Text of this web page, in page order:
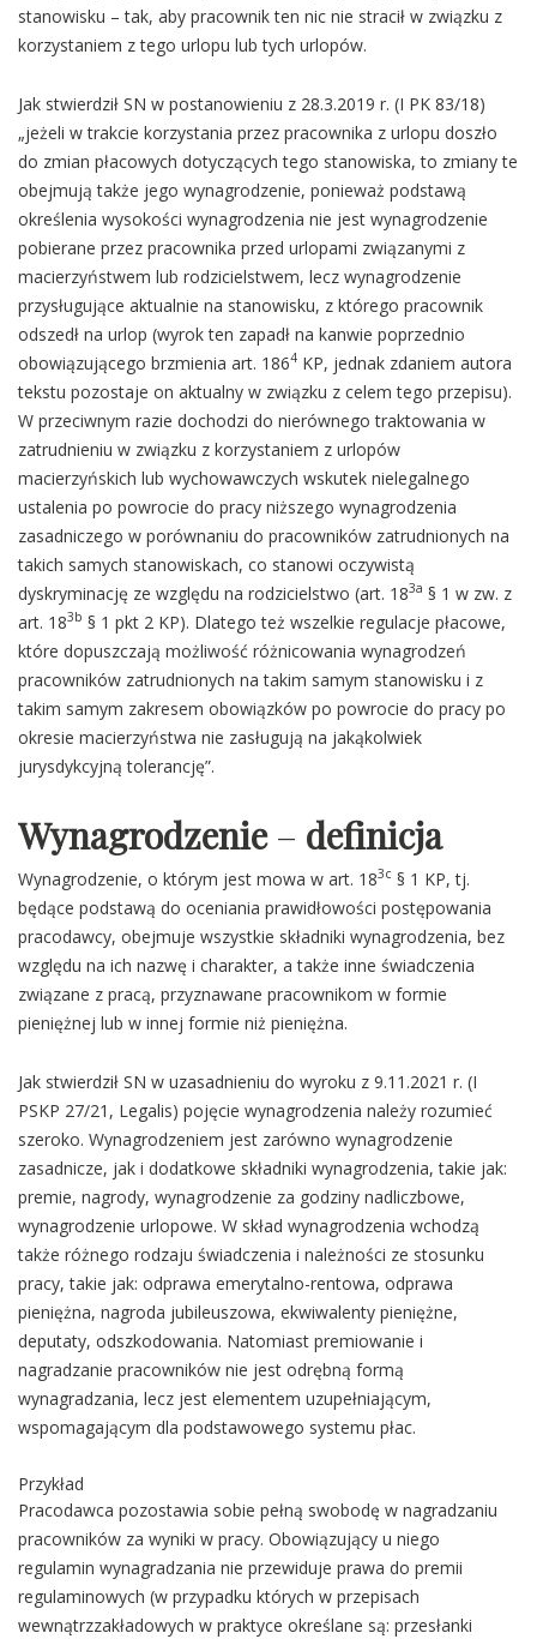
stanowisku – tak, aby pracownik ten nic nie stracił w związku z
korzystaniem z tego urlopu lub tych urlopów.
Jak stwierdził SN w postanowieniu z 28.3.2019 r. (I PK 83/18)
„jeżeli w trakcie korzystania przez pracownika z urlopu doszło
do zmian płacowych dotyczących tego stanowiska, to zmiany te
obejmują także jego wynagrodzenie, ponieważ podstawą
określenia wysokości wynagrodzenia nie jest wynagrodzenie
pobierane przez pracownika przed urlopami związanymi z
macierzyństwem lub rodzicielstwem, lecz wynagrodzenie
przysługujące aktualnie na stanowisku, z którego pracownik
odszedł na urlop (wyrok ten zapadł na kanwie poprzednio
obowiązującego brzmienia art. 1864 KP, jednak zdaniem autora
tekstu pozostaje on aktualny w związku z celem tego przepisu).
W przeciwnym razie dochodzi do nierównego traktowania w
zatrudnieniu w związku z korzystaniem z urlopów
macierzyńskich lub wychowawczych wskutek nielegalnego
ustalenia po powrocie do pracy niższego wynagrodzenia
zasadniczego w porównaniu do pracowników zatrudnionych na
takich samych stanowiskach, co stanowi oczywistą
dyskryminację ze względu na rodzicielstwo (art. 183a § 1 w zw. z
art. 183b § 1 pkt 2 KP). Dlatego też wszelkie regulacje płacowe,
które dopuszczają możliwość różnicowania wynagrodzeń
pracowników zatrudnionych na takim samym stanowisku i z
takim samym zakresem obowiązków po powrocie do pracy po
okresie macierzyństwa nie zasługują na jakąkolwiek
jurysdykcyjną tolerancję”.
Wynagrodzenie – definicja
Wynagrodzenie, o którym jest mowa w art. 183c § 1 KP, tj.
będące podstawą do oceniania prawidłowości postępowania
pracodawcy, obejmuje wszystkie składniki wynagrodzenia, bez
względu na ich nazwę i charakter, a także inne świadczenia
związane z pracą, przyznawane pracownikom w formie
pieniężnej lub w innej formie niż pieniężna.
Jak stwierdził SN w uzasadnieniu do wyroku z 9.11.2021 r. (I
PSKP 27/21, Legalis) pojęcie wynagrodzenia należy rozumieć
szeroko. Wynagrodzeniem jest zarówno wynagrodzenie
zasadnicze, jak i dodatkowe składniki wynagrodzenia, takie jak:
premie, nagrody, wynagrodzenie za godziny nadliczbowe,
wynagrodzenie urlopowe. W skład wynagrodzenia wchodzą
także różnego rodzaju świadczenia i należności ze stosunku
pracy, takie jak: odprawa emerytalno-rentowa, odprawa
pieniężna, nagroda jubileuszowa, ekwiwalenty pieniężne,
deputaty, odszkodowania. Natomiast premiowanie i
nagradzanie pracowników nie jest odrębną formą
wynagradzania, lecz jest elementem uzupełniającym,
wspomagającym dla podstawowego systemu płac.
Przykład
Pracodawca pozostawia sobie pełną swobodę w nagradzaniu
pracowników za wyniki w pracy. Obowiązujący u niego
regulamin wynagradzania nie przewiduje prawa do premii
regulaminowych (w przypadku których w przepisach
wewnątrzzakładowych w praktyce określane są: przesłanki